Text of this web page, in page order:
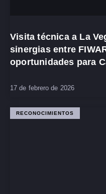
Visita técnica a La
sinergias entre
oportunidades para
17 de febrero de 2026
RECONOCIMIENTOS